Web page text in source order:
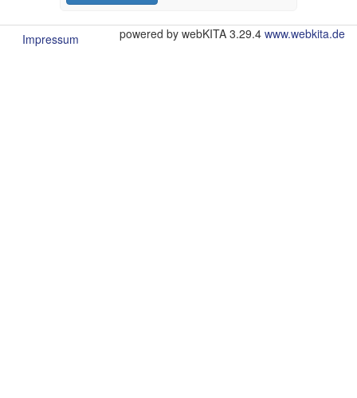
Impressum powered by webKITA 3.29.4 www.webkita.de